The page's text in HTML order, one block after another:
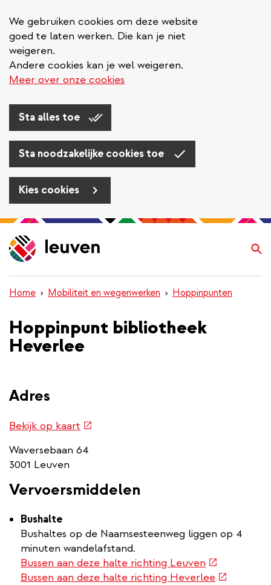
We gebruiken cookies om deze website
goed te laten werken. Die kan je niet
weigeren.
Andere cookies kan je wel weigeren.
Meer over onze cookies
Sta alles toe
Sta noodzakelijke cookies toe
Kies cookies
Overslaan
en
naar
inhoud
gaan
Home Mobiliteit en wegenwerken Hoppinpunten
Hoppinpunt bibliotheek
Heverlee
Adres
Routebeschrijving
Bekijk op kaart (externe
Waversebaan 64
3001 Leuven
Vervoersmiddelen
Bushalte
Bushaltes op de Naamsesteenweg liggen op 4
minuten wandelafstand.
Bussen aan deze halte richting Leuven (externe
link)
Bussen aan deze halte richting Heverlee(externe